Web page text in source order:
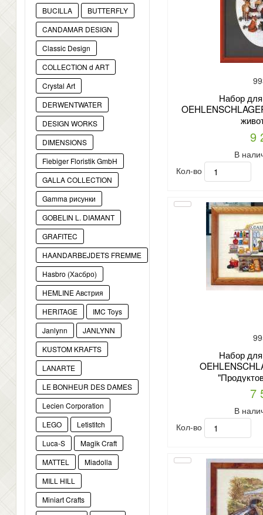
BUCILLA
BUTTERFLY
CANDAMAR DESIGN
Classic Design
COLLECTION d ART
Crystal Art
DERWENTWATER
DESIGN WORKS
DIMENSIONS
Fiebiger Floristik GmbH
GALLA COLLECTION
Gamma рисунки
GOBELIN L. DIAMANT
GRAFITEC
HAANDARBEJDETS FREMME
Hasbro (Хасбро)
HEMLINE Австрия
HERITAGE
IMC Toys
Janlynn
JANLYNN
KUSTOM KRAFTS
LANARTE
LE BONHEUR DES DAMES
Lecien Corporation
LEGO
Letistitch
Luca-S
Magik Craft
MATTEL
Miadolla
MILL HILL
Miniart Crafts
Набор
9
В
Кол-во
Набор
7
В
Кол-во